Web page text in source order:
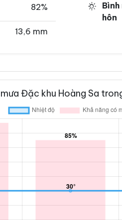
82%
13,6 mm
hôn
Đặc khu Hoàng Sa